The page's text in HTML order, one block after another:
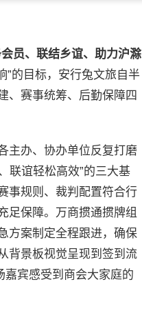
员、联结乡谊、助力沪滁
”的目标，安行兔文旅自半
、赛事统筹、后勤保障四
主办、协办单位反复打磨
联谊轻松高效”的三大基
事规则、裁判配置符合行
足保障。万商掼通掼牌组
方案制定全程跟进，确保
背景板视觉呈现到签到流
嘉宾感受到商会大家庭的